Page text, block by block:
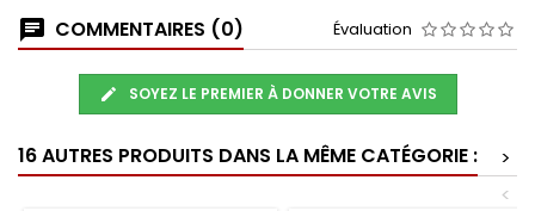
COMMENTAIRES (0) Évaluation
SOYEZ LE PREMIER À DONNER VOTRE AVIS
16 AUTRES PRODUITS DANS LA MÊME CATÉGORIE :
>
<